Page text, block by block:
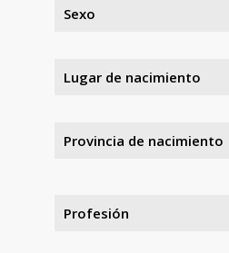
Sexo
Lugar de nacimiento
Provincia de nacimiento
Profesión